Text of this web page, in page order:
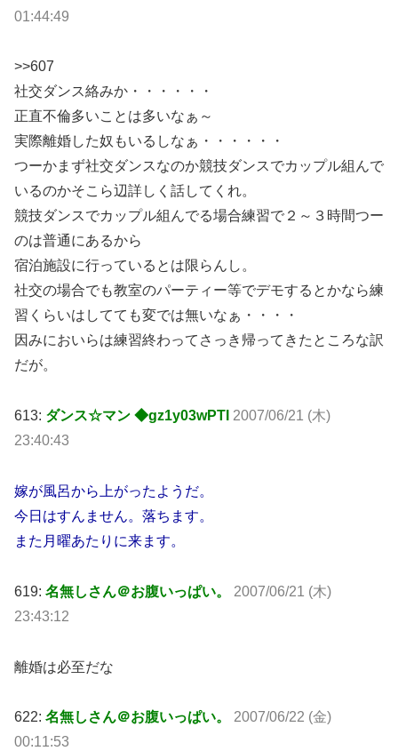
01:44:49
>>607
社交ダンス絡みか・・・・・・
正直不倫多いことは多いなぁ～
実際離婚した奴もいるしなぁ・・・・・・
つーかまず社交ダンスなのか競技ダンスでカップル組んで
いるのかそこら辺詳しく話してくれ。
競技ダンスでカップル組んでる場合練習で２～３時間つー
のは普通にあるから
宿泊施設に行っているとは限らんし。
社交の場合でも教室のパーティー等でデモするとかなら練
習くらいはしてても変では無いなぁ・・・・
因みにおいらは練習終わってさっき帰ってきたところな訳
だが。
613: ダンス☆マン ◆gz1y03wPTI 2007/06/21 (木)
23:40:43
嫁が風呂から上がったようだ。
今日はすんません。落ちます。
また月曜あたりに来ます。
619: 名無しさん＠お腹いっぱい。 2007/06/21 (木)
23:43:12
離婚は必至だな
622: 名無しさん＠お腹いっぱい。 2007/06/22 (金)
00:11:53